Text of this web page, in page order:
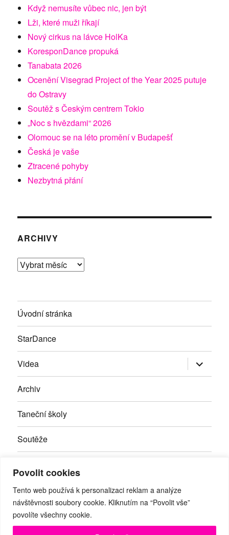
Povolit cookies
Tento web používá k personalizaci reklam a analýze
návštěvnosti soubory cookie. Kliknutím na “Povolit vše”
povolíte všechny cookie.
Když nemusíte vůbec nic, jen být
Lži, které muži říkají
Nový cirkus na lávce HolKa
KoresponDance propuká
Tanabata 2026
Ocenění Visegrad Project of the Year 2025 putuje
do Ostravy
Soutěž s Českým centrem Tokio
„Noc s hvězdami“ 2026
Olomouc se na léto promění v Budapešť
Česká je vaše
Ztracené pohyby
Nezbytná přání
ARCHIVY
Archivy
Úvodní stránka
StarDance
Videa Zobrazit
položky
Archiv
Taneční školy
Soutěže
Kontakty
Facebook
RSS Youtube